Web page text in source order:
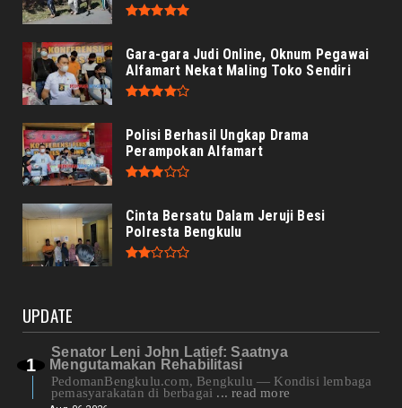
Gara-gara Judi Online, Oknum Pegawai
Alfamart Nekat Maling Toko Sendiri
Polisi Berhasil Ungkap Drama
Perampokan Alfamart
Cinta Bersatu Dalam Jeruji Besi
Polresta Bengkulu
UPDATE
Senator Leni John Latief: Saatnya
Mengutamakan Rehabilitasi
PedomanBengkulu.com, Bengkulu — Kondisi lembaga
pemasyarakatan di berbagai ... read more